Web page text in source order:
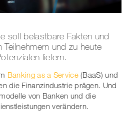
soll belastbare Fakten und
Teilnehmern und zu heute
liefern.
Banking as a Service(BaaS) und
die Finanzindustrie prägen. Und
von Banken und die
verändern.